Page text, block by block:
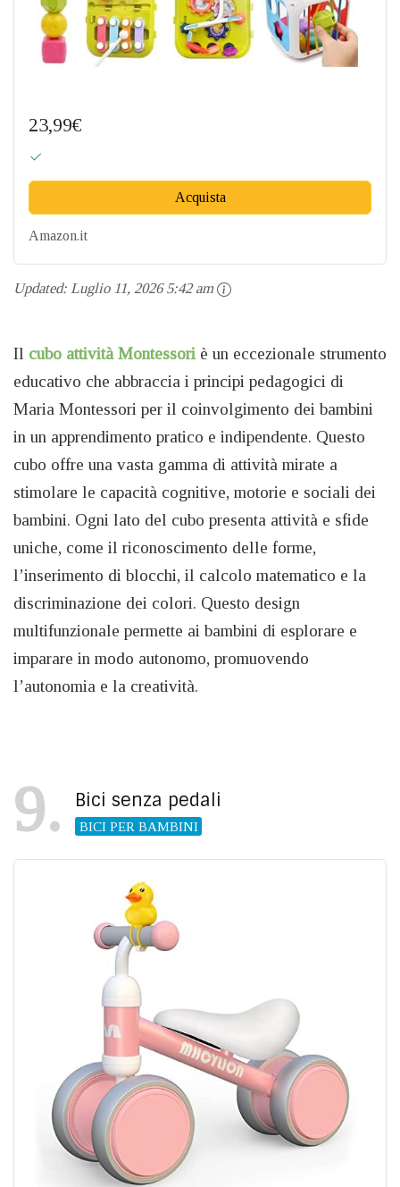
23,99€
Acquista
Amazon.it
Updated: Luglio 11, 2026 5:42 am
Il cubo attività Montessori è un eccezionale strumento
educativo che abbraccia i principi pedagogici di
Maria Montessori per il coinvolgimento dei bambini
in un apprendimento pratico e indipendente. Questo
cubo offre una vasta gamma di attività mirate a
stimolare le capacità cognitive, motorie e sociali dei
bambini. Ogni lato del cubo presenta attività e sfide
uniche, come il riconoscimento delle forme,
l’inserimento di blocchi, il calcolo matematico e la
discriminazione dei colori. Questo design
multifunzionale permette ai bambini di esplorare e
imparare in modo autonomo, promuovendo
l’autonomia e la creatività.
9 Bici senza pedali
BICI PER BAMBINI